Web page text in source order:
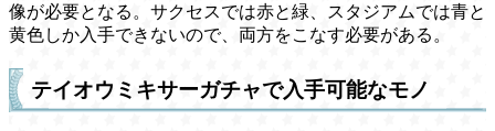
像が必要となる。サクセスでは赤と緑、スタジアムでは青と
黄色しか入手できないので、両方をこなす必要がある。
テイオウミキサーガチャで入手可能なモノ